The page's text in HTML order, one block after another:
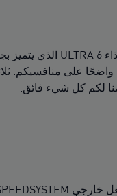
واضحًا على منافسيكم.
لكم كل شيء فائق.